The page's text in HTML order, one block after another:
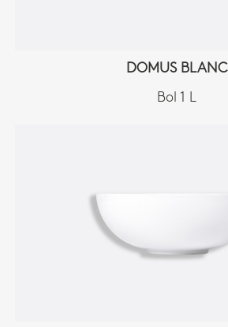
DOMUS BLANC
Bol 1 L